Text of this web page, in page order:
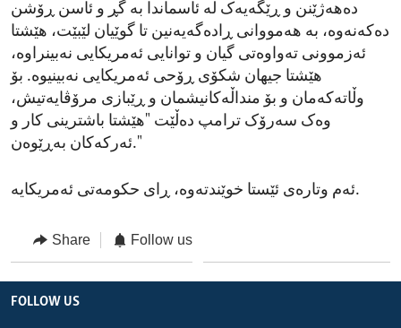
دەهەژێنن و ڕێگەیەک لە ئاسماندا بە گڕ و ئاسن ڕۆشن
دەکەنەوە، بە هەمووانی ڕادەگەیەنین تا گوێیان لێبێت، هێشتا
ئەزموونی تەواوەتی گیان و توانایی ئەمریکایی نەبینراوە،
هێشتا جیهان شکۆی ڕۆحی ئەمریکایی نەبینیوە. بۆ
وڵاتەکەمان و بۆ منداڵەکانیشمان و ڕێبازی مرۆڤایەتیش،
وەک سەرۆک ترامپ دەڵێت "هێشتا باشترینی کار و
ئەرکەکان بەڕێوەن."
ئەم وتارەی ئێستا خوێندتەوە، ڕای حکومەتی ئەمریکایە.
Share Follow us
FOLLOW US